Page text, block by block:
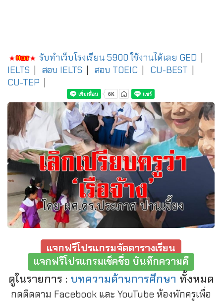
รับทำเว็บโรงเรียน 5900 ใช้งานได้เลย GED
IELTS
สอบ IELTS สอบ TOEIC CU-BEST
CU-TEP
แจกฟรีโปรแกรมจัดตารางเรียน
แจกฟรีโปรแกรมเช็คชื่อ บันทึกความดี
ดูในรายการ : บทความด้านการศึกษา ทั้งหมด
กดติดตาม Facebook และ YouTube ห้องพักครูเพื่อ